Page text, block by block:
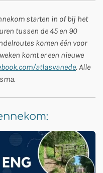
starten in of bij het
tussen de 45 en 90
komen één voor
komt er een nieuwe
atlasvanede. Alle